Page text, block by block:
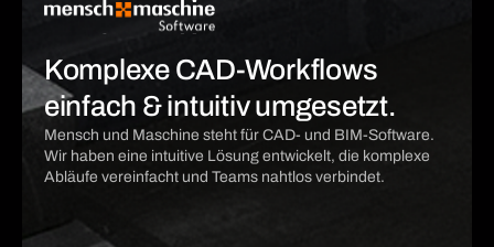
Komplexe CAD-Workflows
einfach & intuitiv umgesetzt.
Mensch und Maschine steht für CAD- und BIM-Software.
Wir haben eine intuitive Lösung entwickelt, die komplexe
Abläufe vereinfacht und Teams nahtlos verbindet.